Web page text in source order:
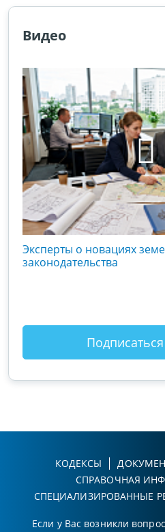
Видео
Эксперты о новациях
законодательства
КОДЕКСЫ
СПРАВОЧНАЯ
СПЕЦИАЛИЗИРОВАННЫЕ
Если у Вас возникли